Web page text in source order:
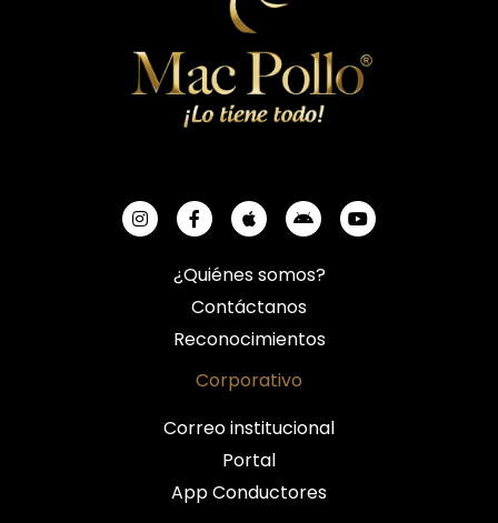
¿Quiénes somos?
Contáctanos
Reconocimientos
Corporativo
Correo institucional
Portal
App Conductores